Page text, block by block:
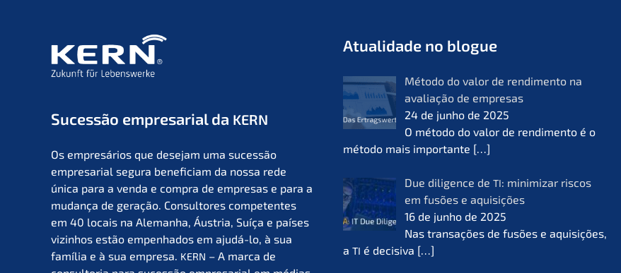
Suces­são empre­sa­ri­al da KERN
Os empresá­ri­os que desejam uma suces­são
empre­sa­ri­al segura benefi­ci­am da nossa rede
única para a venda e compra de empre­sas e para a
mudan­ça de geração. Consul­to­res compe­ten­tes
em 40 locais na Aleman­ha, Áustria, Suíça e países
vizin­hos estão empen­ha­dos em ajudá-lo, à sua
família e à sua empre­sa. KERN – A marca de
Atual­i­da­de no blogue
Método do valor de rendi­men­to na
avalia­ção de empre­sas
24 de junho de 2025
O método do valor de rendi­men­to é o
método mais importan­te […]
Due diligence deTI: minimi­zar riscos
em fusões e aquisi­ções
16 de junho de 2025
Nas transa­ções de fusões e aquisi­ções,
aTI é decisi­va […]